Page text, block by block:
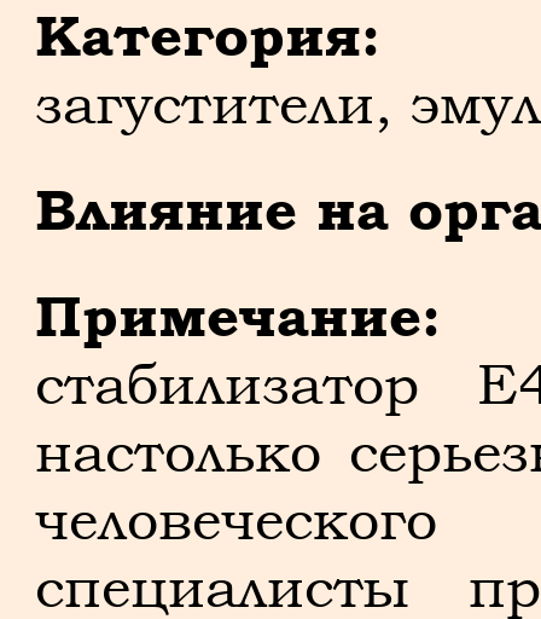
Категория:
загустители,
Влияние на
Примечание:
стабилизатор
настолько
специалисты